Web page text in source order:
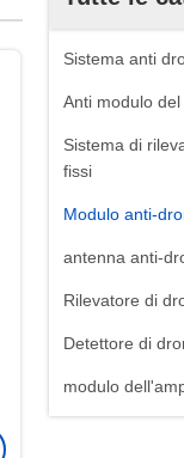
Sistema anti
Anti modulo
Sistema di
fissi
Modulo anti-
antenna anti-
Rilevatore di
Detettore di
modulo